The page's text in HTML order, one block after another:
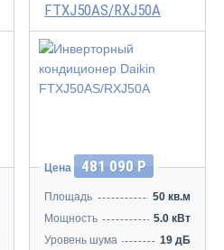
FTXJ50AS/RXJ50A
Инвертор
Цена 481 090 Р
Площадь
50 кв.м
Мощность
5.0 кВт
Уровень шума
19 дБ